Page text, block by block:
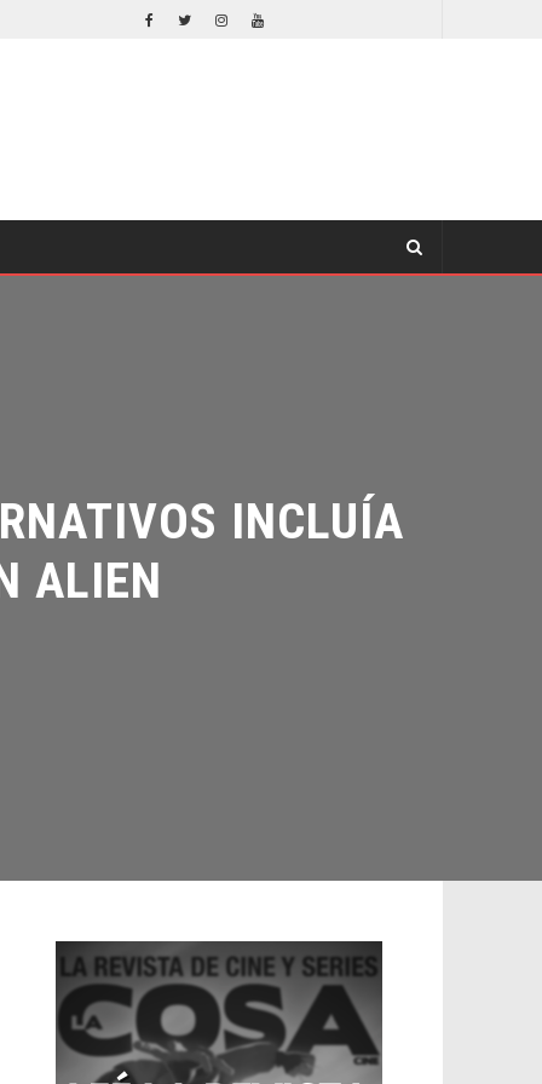
DESTIN DANIEL CRETTON SOBRE LA CANCELACIÓN DE WONDER MAN
INCLUÍA